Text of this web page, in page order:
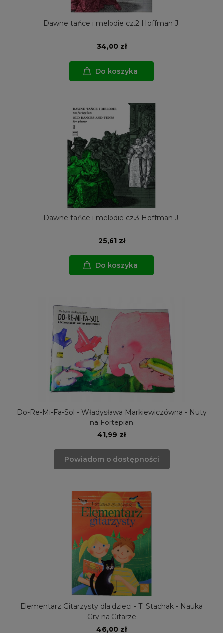
Dawne tańce i melodie cz.2 Hoffman J.
34,00 zł
Do koszyka
Dawne tańce i melodie cz.3 Hoffman J.
25,61 zł
Do koszyka
Do-Re-Mi-Fa-Sol - Władysława Markiewiczówna - Nuty
na Fortepian
41,99 zł
Powiadom o dostępności
Elementarz Gitarzysty dla dzieci - T. Stachak - Nauka
Gry na Gitarze
46,00 zł